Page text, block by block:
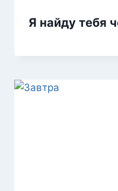
Я найду тебя